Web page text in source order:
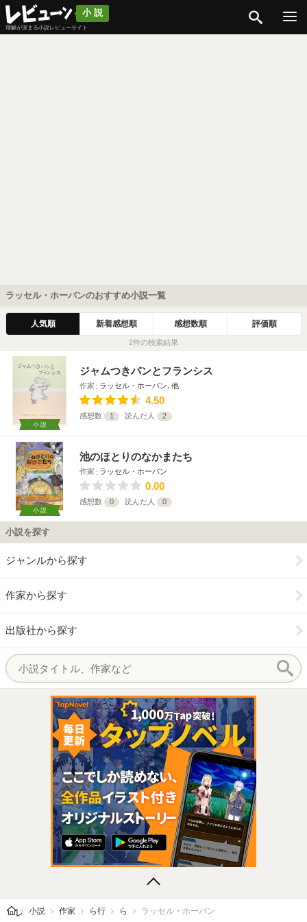
小説
理解が深まる小説レビューサイト
ラッセル・ホーバンのおすすめ小説一覧
人気順 新着感想順 感想数順 評価順
2件の検索結果
小説
ジャムつきパンとフランシス
作家 ラッセル・ホーバン､他
4.50
感想数 1 読んだ人 2
小説
池のほとりのなかまたち
作家 ラッセル・ホーバン
0.00
感想数 0 読んだ人 0
小説を探す
ジャンルから探す
作家から探す
出版社から探す
レビューン トップ
小説 作家 ら行 ら ラッセル・ホーバン